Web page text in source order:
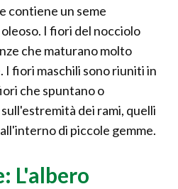
contiene un seme
I fiori del nocciolo
che maturano molto
fiori maschili sono riuniti in
che spuntano o
dei rami, quelli
di piccole gemme.
L'albero